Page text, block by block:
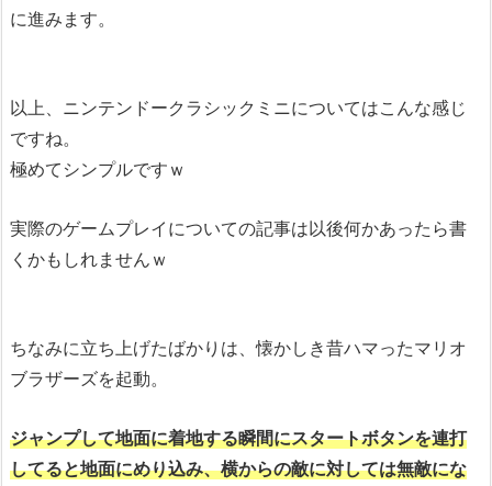
に進みます。
以上、ニンテンドークラシックミニについてはこんな感じ
ですね。
極めてシンプルですｗ
実際のゲームプレイについての記事は以後何かあったら書
くかもしれませんｗ
ちなみに立ち上げたばかりは、懐かしき昔ハマったマリオ
ブラザーズを起動。
ジャンプして地面に着地する瞬間にスタートボタンを連打
してると地面にめり込み、横からの敵に対しては無敵にな